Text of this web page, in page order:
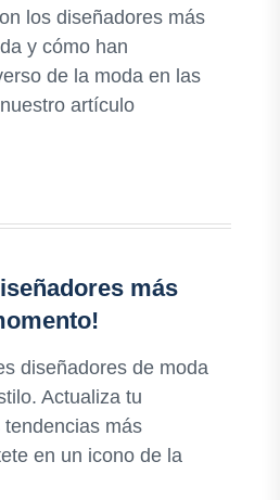
los diseñadores más
y cómo han
de la moda en las
artículo
más
diseñadores de moda
Actualiza tu
más
en un icono de la